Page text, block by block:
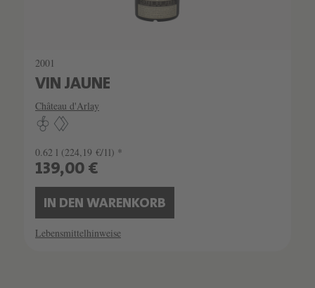
2001
VIN JAUNE
Château d'Arlay
0.62 l (224,19 €/1l) *
139,00 €
IN DEN WARENKORB
Lebensmittelhinweise